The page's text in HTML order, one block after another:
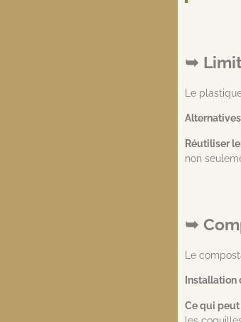
Le
Réutiliser
non
Le
Installation
Ce qui